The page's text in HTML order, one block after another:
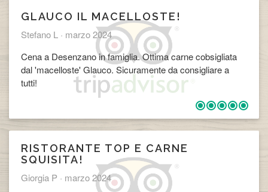
GLAUCO IL MACELLOSTE!
Stefano L · marzo 2024
Cena a Desenzano in famiglia. Ottima carne cobsigliata
dal 'macelloste' Glauco. Sicuramente da consigliare a
tutti!
RISTORANTE TOP E CARNE
SQUISITA!
​Giorgia P · marzo 2024